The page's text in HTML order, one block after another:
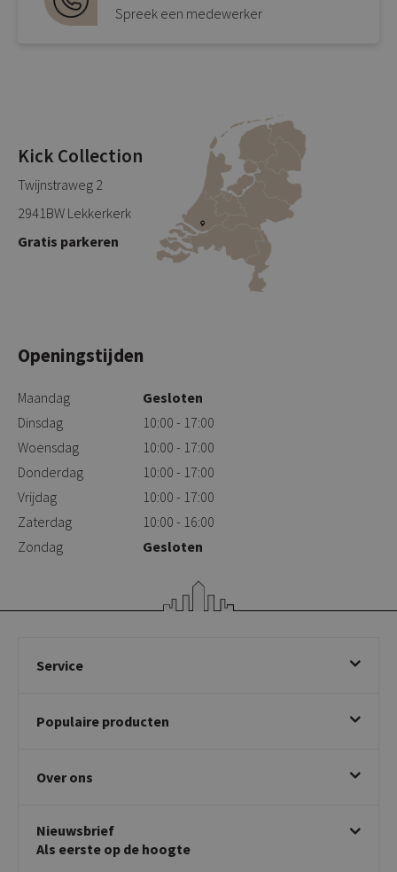
Spreek een medewerker
Kick Collection
Twijnstraweg 2
2941BW Lekkerkerk
Gratis parkeren
Openingstijden
Maandag
Gesloten
Dinsdag
10:00 - 17:00
Woensdag
10:00 - 17:00
Donderdag
10:00 - 17:00
Vrijdag
10:00 - 17:00
Zaterdag
10:00 - 16:00
Zondag
Gesloten
Service
Betalen & annuleren
Klachtafhandeling
Privacy policy
Populaire producten
Draaibare eetkamerstoelen
Taupe stoelen
Tuinstoelen
Over ons
Showroom
Contact
Nieuwsbrief
Als eerste op de hoogte